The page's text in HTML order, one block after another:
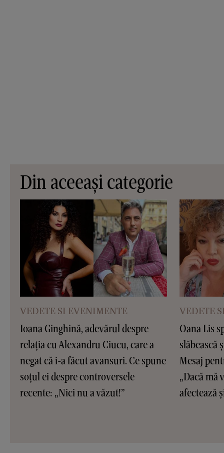
Din aceeași categorie
VEDETE SI EVENIMENTE
Ioana Ginghină, adevărul despre
relația cu Alexandru Ciucu, care a
negat că i-a făcut avansuri. Ce spune
soțul ei despre controversele
recente: „Nici nu a văzut!”
VEDETE
Oana Lis
slăbească
Mesaj
„Dacă mă
afectează